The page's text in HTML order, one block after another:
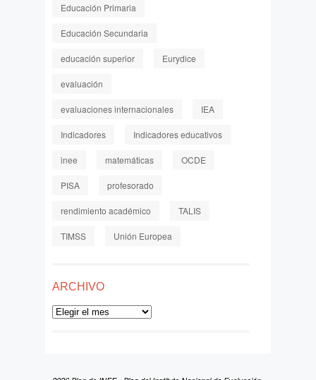
Educación Primaria
Educación Secundaria
educación superior Eurydice
evaluación
evaluaciones internacionales IEA
Indicadores Indicadores educativos
inee matemáticas OCDE
PISA profesorado
rendimiento académico TALIS
TIMSS Unión Europea
ARCHIVO
Archivo